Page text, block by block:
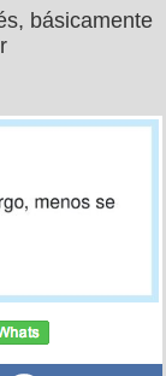
básicamente